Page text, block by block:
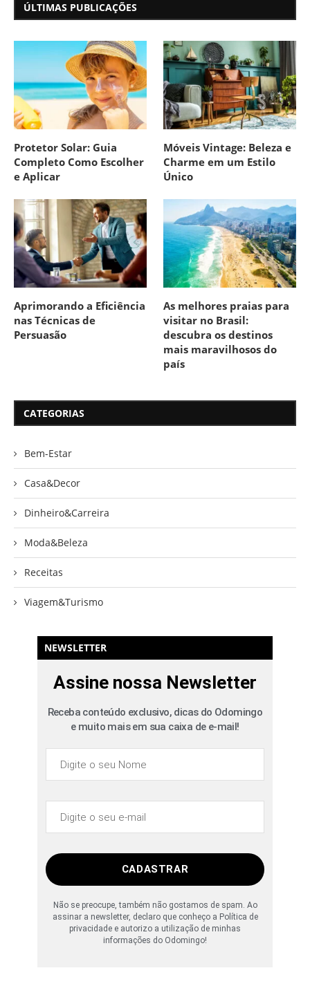
ÚLTIMAS PUBLICAÇÕES
Protetor Solar: Guia
Completo Como Escolher
e Aplicar
Móveis Vintage: Beleza e
Charme em um Estilo
Único
Aprimorando a Eficiência
nas Técnicas de
Persuasão
As melhores praias para
visitar no Brasil:
descubra os destinos
mais maravilhosos do
país
CATEGORIAS
Bem-Estar
Casa&Decor
Dinheiro&Carreira
Moda&Beleza
Receitas
Viagem&Turismo
NEWSLETTER
Assine nossa Newsletter
Receba conteúdo exclusivo, dicas do Odomingo
e muito mais em sua caixa de e-mail!
CADASTRAR
Não se preocupe, também não gostamos de spam. Ao
assinar a newsletter, declaro que conheço a Política de
privacidade e autorizo a utilização de minhas
informações do Odomingo!